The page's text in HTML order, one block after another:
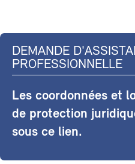
DEMANDE
PROFESSIONNELLE
Les coordonnées et
de protection
sous ce lien.